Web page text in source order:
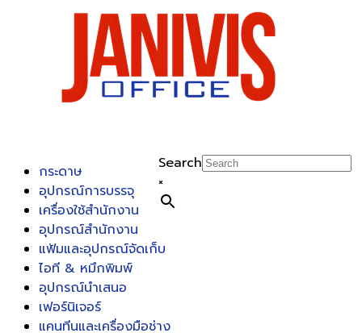
Search
×
กระดาษ
อุปกรณ์การบรรจุ
เครื่องใช้สำนักงาน
อุปกรณ์สำนักงาน
แฟ้มและอุปกรณ์จัดเก็บ
ไอที & หมึกพิมพ์
อุปกรณ์นำเสนอ
เฟอร์นิเจอร์
แคนทีนและเครื่องมือช่าง